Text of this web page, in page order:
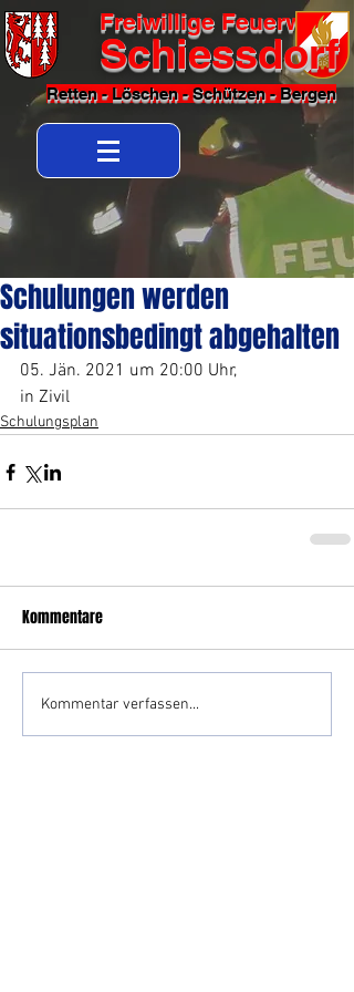
Freiwillige Feuerwehr
Schiessdorf
Retten - Löschen - Schützen - Bergen
Schulungen werden
situationsbedingt abgehalten
05. Jän. 2021 um 20:00 Uhr,
in Zivil
Schulungsplan
Kommentare
Kommentar verfassen...